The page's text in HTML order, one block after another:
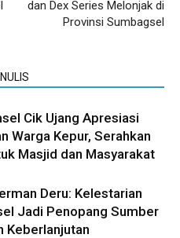
dan Dex Series Melonjak di
Provinsi Sumbagsel
Cik Ujang Apresiasi
Warga Kepur, Serahkan
Masjid dan Masyarakat
Deru: Kelestarian
Jadi Penopang Sumber
Keberlanjutan